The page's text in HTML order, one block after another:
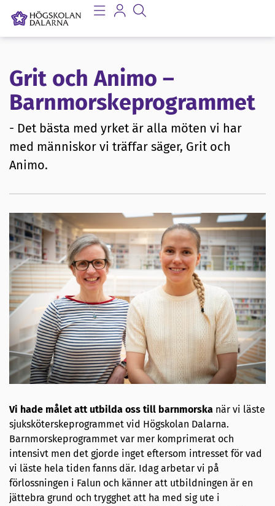
Grit och Animo –
Barnmorskeprogrammet
- Det bästa med yrket är alla möten vi har
med människor vi träffar säger, Grit och
Animo.
Vi hade målet att utbilda oss till barnmorska när vi läste
sjuksköterskeprogrammet vid Högskolan Dalarna.
Barnmorskeprogrammet var mer komprimerat och
intensivt men det gjorde inget eftersom intresset för vad
vi läste hela tiden fanns där. Idag arbetar vi på
förlossningen i Falun och känner att utbildningen är en
jättebra grund och trygghet att ha med sig ute i